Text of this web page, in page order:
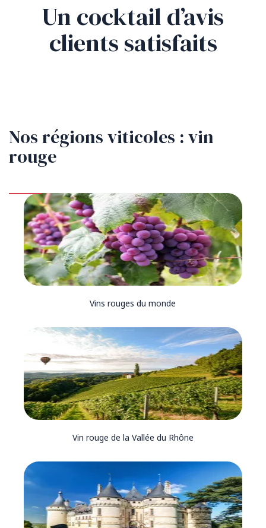
Un cocktail d’avis
clients satisfaits
Nos régions viticoles : vin
rouge
Vins rouges du monde
Vin rouge de la Vallée du Rhône